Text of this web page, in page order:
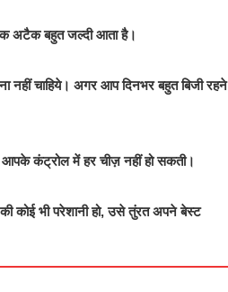
अटैक बहुत जल्‍दी आता है।
चाहिये। अगर आप दिनभर बहुत बिजी रहने
कंट्रोल में हर चीज़ नहीं हो सकती।
कोई भी परेशानी हो, उसे तुंरत अपने बेस्‍ट